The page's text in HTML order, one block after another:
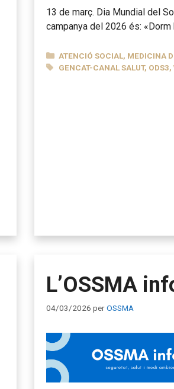
13 de març. Dia Mundial del
campanya del 2026 és: «Dorm
CATEGORIES
ATENCIÓ SOCIAL, MEDICINA
ETIQUETES
GENCAT-CANAL SALUT, ODS3,
L’OSSMA
04/03/2026 perOSSMA